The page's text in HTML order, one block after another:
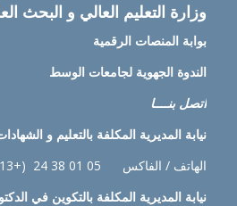
وزارة التعليم العالي و البحث
بوابة المنصات الرقمية
الندوة الجهوية لجامعات الوسط
اتصل بنــــا
نيابة المديرية المكلفة بالتعليم و
الهاتف / الفاكس 05 01 38 24 (+213)
نيابة المديرية المكلفة بالتكوين في